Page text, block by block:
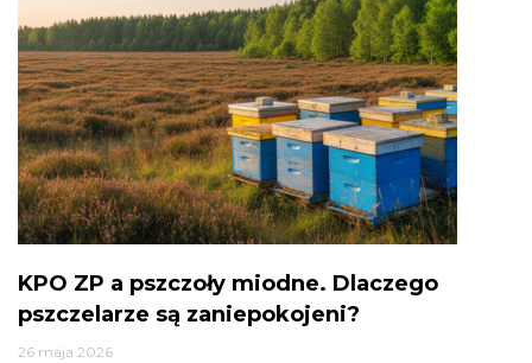
KPO ZP a pszczoły miodne. Dlaczego
pszczelarze są zaniepokojeni?
26 maja 2026